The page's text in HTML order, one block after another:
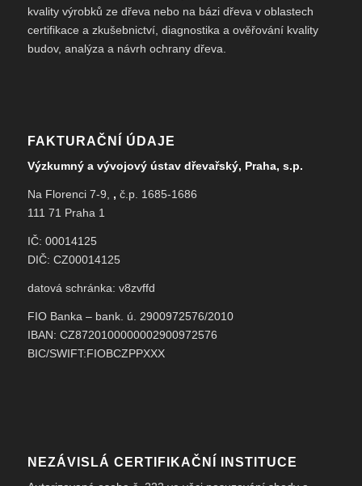
kvality výrobků ze dřeva nebo na bázi dřeva v oblastech
certifikace a zkušebnictví, diagnostika a ověřování kvality
budov, analýza a návrh ochrany dřeva.
FAKTURAČNÍ ÚDAJE
Výzkumný a vývojový ústav dřevařský, Praha, s.p.
Na Florenci 7-9, , č.p. 1685-1686
111 71 Praha 1
IČ: 00014125
DIČ: CZ00014125
datová schránka: v8zvffd
FIO Banka – bank. ú. 2900972576/2010
IBAN: CZ8720100000002900972576
BIC/SWIFT:FIOBCZPPXXX
NEZÁVISLÁ CERTIFIKAČNÍ INSTITUCE